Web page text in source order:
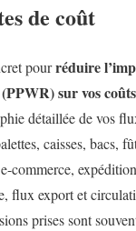
de coût
pourréduire
sur vos
détaillée de vos
caisses, bacs,
commerce,
flux export et
prises sont